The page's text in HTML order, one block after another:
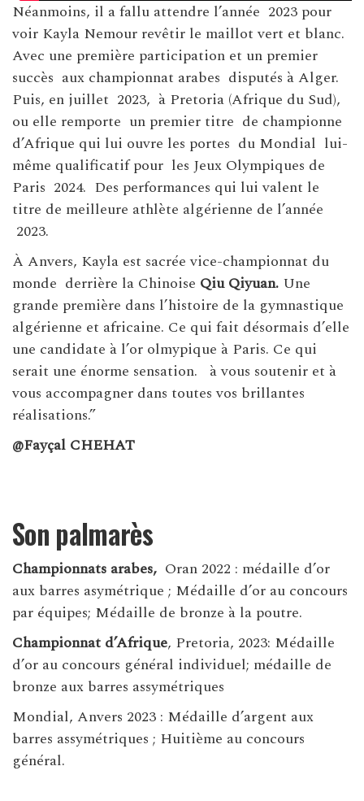
Néanmoins, il a fallu attendre l’année 2023 pour
voir Kayla Nemour revêtir le maillot vert et blanc.
Avec une première participation et un premier
succès aux championnat arabes disputés à Alger.
Puis, en juillet 2023, à Pretoria (Afrique du Sud),
ou elle remporte un premier titre de championne
d’Afrique qui lui ouvre les portes du Mondial lui-
même qualificatif pour les Jeux Olympiques de
Paris 2024. Des performances qui lui valent le
titre de meilleure athlète algérienne de l’année
2023.
À Anvers, Kayla est sacrée vice-championnat du
monde derrière la Chinoise Qiu Qiyuan. Une
grande première dans l’histoire de la gymnastique
algérienne et africaine. Ce qui fait désormais d’elle
une candidate à l’or olmypique à Paris. Ce qui
serait une énorme sensation. à vous soutenir et à
vous accompagner dans toutes vos brillantes
réalisations.”
@Fayçal CHEHAT
Son palmarès
Championnats arabes, Oran 2022 : médaille d’or
aux barres asymétrique ; Médaille d’or au concours
par équipes; Médaille de bronze à la poutre.
Championnat d’Afrique, Pretoria, 2023: Médaille
d’or au concours général individuel; médaille de
bronze aux barres assymétriques
Mondial, Anvers 2023 : Médaille d’argent aux
barres assymétriques ; Huitième au concours
général.